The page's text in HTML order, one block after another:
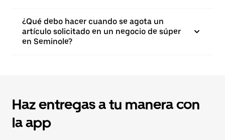
¿Qué debo hacer cuando se agota un
artículo solicitado en un negocio de súper
en Seminole?
Haz entregas a tu manera con
la app